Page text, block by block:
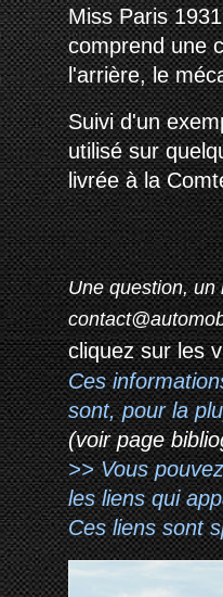
Miss Paris
comprend une
l'arrière, le
Suivi d'un
utilisé sur
livrée à la
Une question, un
cliquez sur les
Ces
sont, pour la
(voir page
>> Vous
les liens qui
Ces liens sont